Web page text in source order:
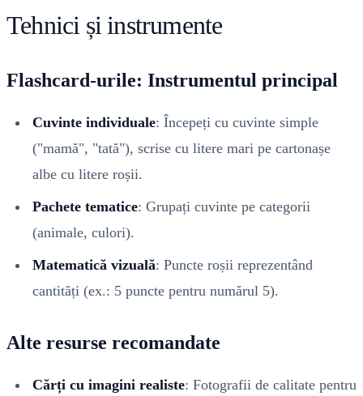
Tehnici și instrumente
Flashcard-urile: Instrumentul principal
Cuvinte individuale: Începeți cu cuvinte simple
("mamă", "tată"), scrise cu litere mari pe cartonașe
albe cu litere roșii.
Pachete tematice: Grupați cuvinte pe categorii
(animale, culori).
Matematică vizuală: Puncte roșii reprezentând
cantități (ex.: 5 puncte pentru numărul 5).
Alte resurse recomandate
Cărți cu imagini realiste: Fotografii de calitate pentru